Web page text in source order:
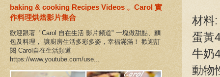
材料:
蛋黃
牛奶
動物
baking & cooking Recipes Videos 。Carol 實
作料理烘焙影片集合
歡迎跟著 "Carol 自在生活 影片頻道" 一塊做甜點、麵
包及料理， 讓廚房生活多彩多姿，幸福滿滿！ 歡迎訂
閱 Carol自在生活頻道
https://www.youtube.com/use...